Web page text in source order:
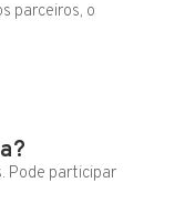
parceiros, o
Pode participar